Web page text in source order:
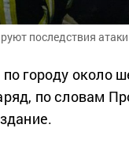
последствия атаки
городу около
по словам